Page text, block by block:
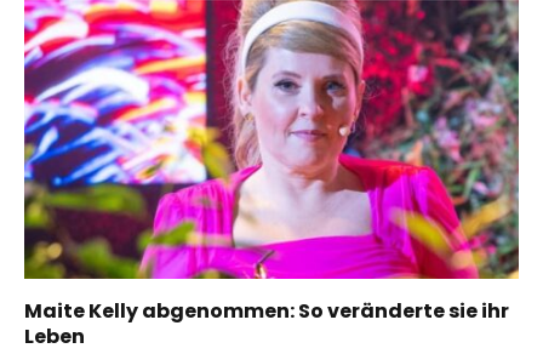
Maite Kelly abgenommen: So veränderte sie ihr
Leben